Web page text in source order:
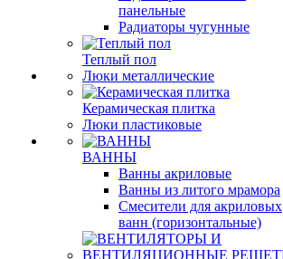
панельные
Радиаторы чугунные
Теплый пол
Люки металлические
Керамическая плитка
Люки пластиковые
ВАННЫ
Ванны акриловые
Ванны из литого мрамора
Смесители для акриловых
ванн (горизонтальные)